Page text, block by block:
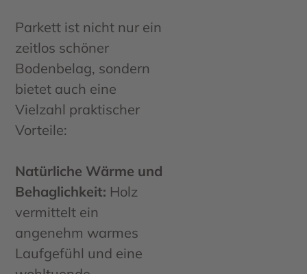
Parkett ist nicht nur ein
zeitlos schöner
Bodenbelag, sondern
bietet auch eine
Vielzahl praktischer
Vorteile:
Natürliche Wärme und
Behaglichkeit: Holz
vermittelt ein
angenehm warmes
Laufgefühl und eine